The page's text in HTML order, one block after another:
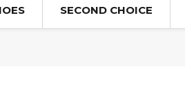
SECOND CHOICE